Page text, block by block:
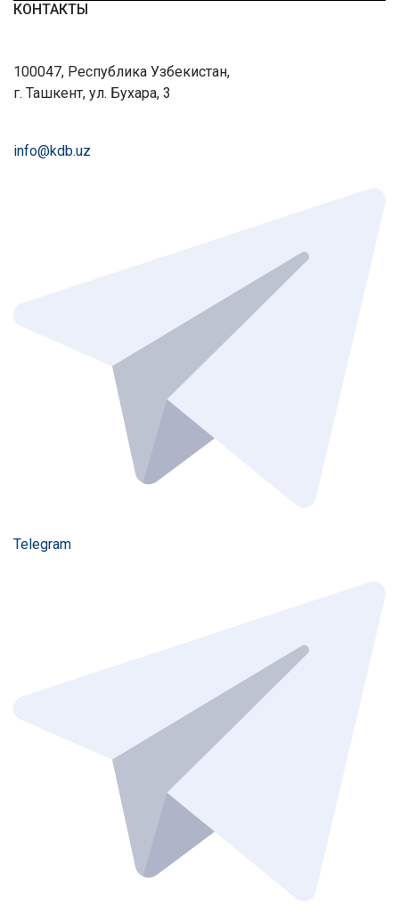
КОНТАКТЫ
100047, Республика Узбекистан,
г. Ташкент, ул. Бухара, 3
info@kdb.uz
Telegram